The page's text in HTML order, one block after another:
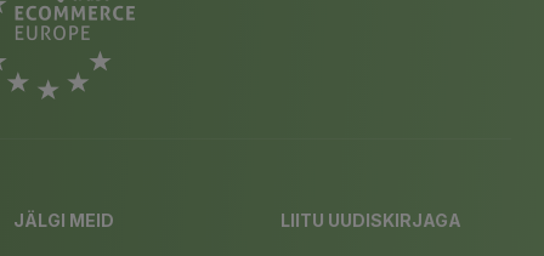
JÄLGI MEID LIITU UUDISKIRJAGA